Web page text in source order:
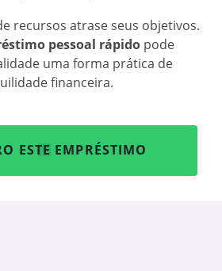
recursos atrase seus objetivos.
pessoal rápido pode
uma forma prática de
financeira.
ESTE EMPRÉSTIMO